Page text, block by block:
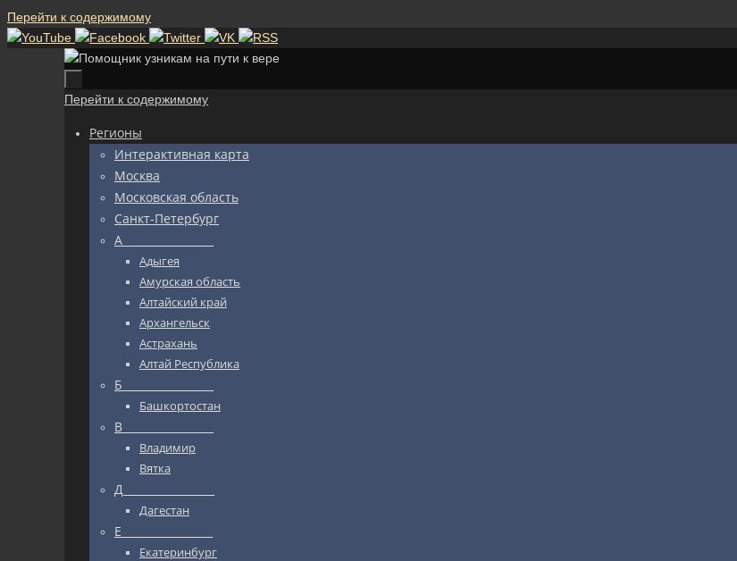
Перейти к содержимому
Перейти к содержимому
Регионы
Интерактивная карта
Москва
Московская область
Санкт-Петербург
А_________________
Адыгея
Амурская область
Алтайский край
Архангельск
Астрахань
Алтай Республика
Б_________________
Башкортостан
В_________________
Владимир
Вятка
Д_________________
Дагестан
Е_________________
Екатеринбург